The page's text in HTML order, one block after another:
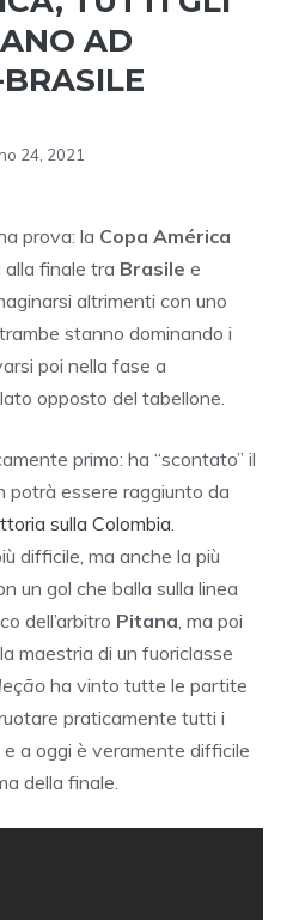
AD
24, 2021
prova: la Copa América
finale tra Brasile e
altrimenti con uno
stanno dominando i
poi nella fase a
opposto del tabellone.
primo: ha “scontato” il
potrà essere raggiunto da
sulla Colombia.
difficile, ma anche la più
un gol che balla sulla linea
dell’arbitro Pitana, ma poi
maestria di un fuoriclasse
ha vinto tutte le partite
praticamente tutti i
a oggi è veramente difficile
della finale.